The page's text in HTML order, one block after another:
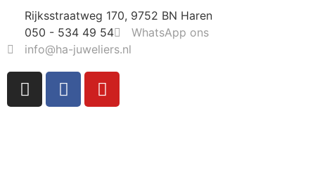
Rijksstraatweg 170, 9752 BN Haren
050 - 534 49 54
WhatsApp ons
info@ha-juweliers.nl